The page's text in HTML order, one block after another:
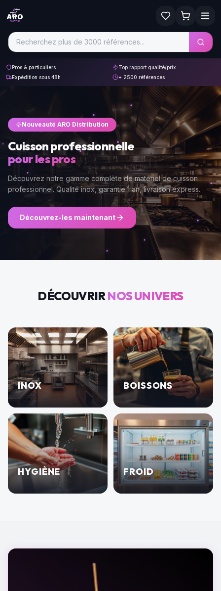
Pros & particuliers
Top rapport qualité/prix
Expédition sous 48h
+ 2500 références
Nouveauté ARO Distribution
Cuisson professionnelle
pour les pros
Découvrez notre gamme complète de matériel de cuisson
professionnel. Qualité inox, garantie 1 an, livraison express.
Découvrez-les maintenant
DÉCOUVRIRNOS UNIVERS
INOX BOISSONS
HYGIÈNE FROID